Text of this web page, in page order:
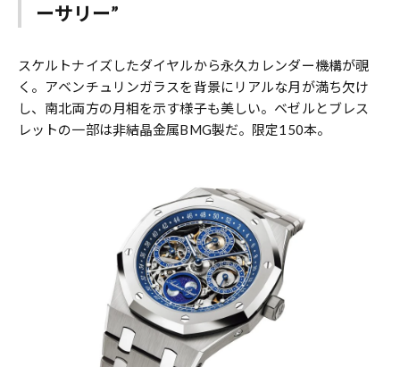
ーサリー”
スケルトナイズしたダイヤルから永久カレンダー機構が覗
く。アベンチュリンガラスを背景にリアルな月が満ち欠け
し、南北両方の月相を示す様子も美しい。ベゼルとブレス
レットの一部は非結晶金属BMG製だ。限定150本。